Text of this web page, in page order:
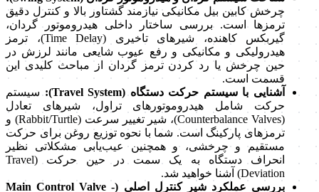
چرخش کابین بیل مکانیکی نیازمند گشتاور بالا و کنترل دقیق
ترمزها است. بررسی ساختار داخلی هیدروموتور گردان،
گیربکس کاهنده، شیرهای تاخیری (Time Delay)، ترمز
هیدرولیکی و مکانیکی و رفع عیوب شایعی مانند لرزش در
حین چرخش یا رد کردن ترمز گردان از مباحث کلیدی این
قسمت است.
آشنایی با سیستم حرکت دستگاه (Travel System):
سیستم
حرکت شامل هیدروموتورهای تراول، شیرهای تعادل
(Counterbalance Valves)، شیر تغییر سرعت (Rabbit/Turtle) و
ترمزهای پارکینگ است. شما با نحوه توزیع روغن برای حرکت
مستقیم و چرخشی، و همچنین عیب‌یابی مشکلاتی نظیر
انحراف دستگاه به یک سمت در حین حرکت (Travel
Deviation) آشنا خواهید شد.
بررسی عملکرد شیر کنترل اصلی (Main Control Valve -